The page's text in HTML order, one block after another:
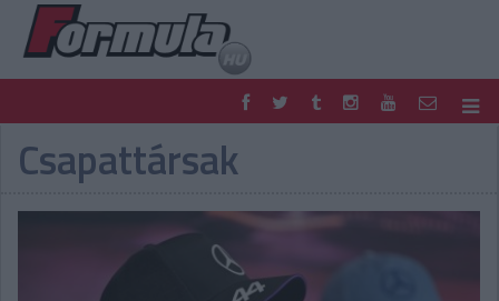
F1
FORMULA
TIPPJÁTÉK
Csapattársak